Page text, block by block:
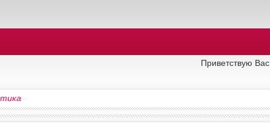
Приветствую Вас,